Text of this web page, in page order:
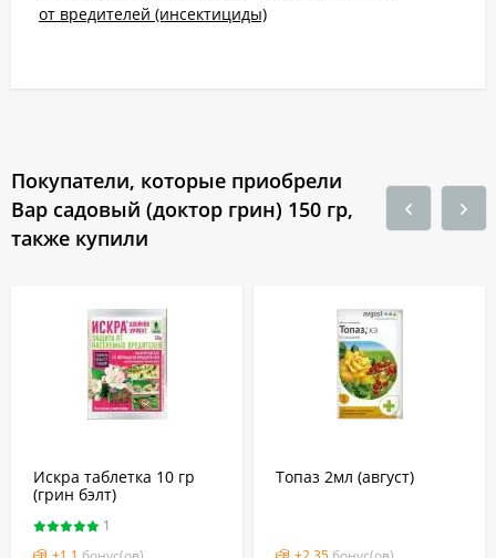
от вредителей (инсектициды)
Покупатели, которые приобрели
Вар садовый (доктор грин) 150 гр,
также купили
Искра таблетка 10 гр
(грин бэлт)
1
Топаз 2мл (август)